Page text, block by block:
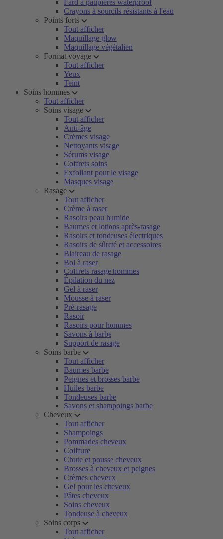
Fard à paupières waterproof
Crayons à sourcils résistants à l'eau
Points forts
Tout afficher
Maquillage glow
Maquillage végétalien
Format voyage
Tout afficher
Yeux
Teint
Soins hommes
Tout afficher
Soins visage
Tout afficher
Anti-âge
Crèmes visage
Nettoyants visage
Sérums visage
Coffrets soins
Exfoliant pour le visage
Masques visage
Rasage
Tout afficher
Crème à raser
Rasoirs peau humide
Baumes et lotions après-rasage
Rasoirs et tondeuses électriques
Rasoirs de sûreté et accessoires
Blaireau de rasage
Bol à raser
Coffrets rasage hommes
Épilation du nez
Gel à raser
Mousse à raser
Pré-rasage
Rasoir
Rasoirs pour hommes
Savons à barbe
Support de rasage
Soins barbe
Tout afficher
Baumes barbe
Peignes et brosses barbe
Huiles barbe
Tondeuses barbe
Savons et shampoings barbe
Cheveux
Tout afficher
Shampoings
Pommades cheveux
Coiffure
Chute et pousse cheveux
Brosses à cheveux et peignes
Crèmes cheveux
Gel pour les cheveux
Pâtes cheveux
Soins cheveux
Tondeuse à cheveux
Soins corps
Tout afficher